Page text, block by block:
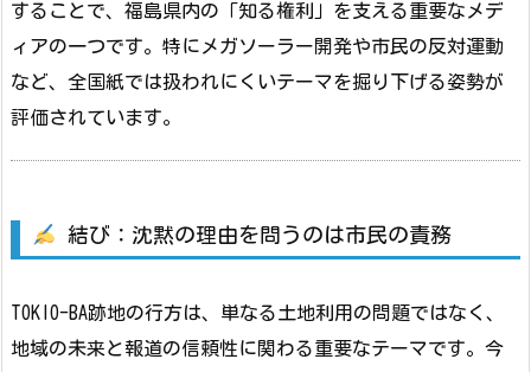
することで、福島県内の「知る権利」を支える重要なメデ
ィアの一つです。特にメガソーラー開発や市民の反対運動
など、全国紙では扱われにくいテーマを掘り下げる姿勢が
評価されています。
結び：沈黙の理由を問うのは市民の責務
TOKIO-BA跡地の行方は、単なる土地利用の問題ではなく、
地域の未来と報道の信頼性に関わる重要なテーマです。今